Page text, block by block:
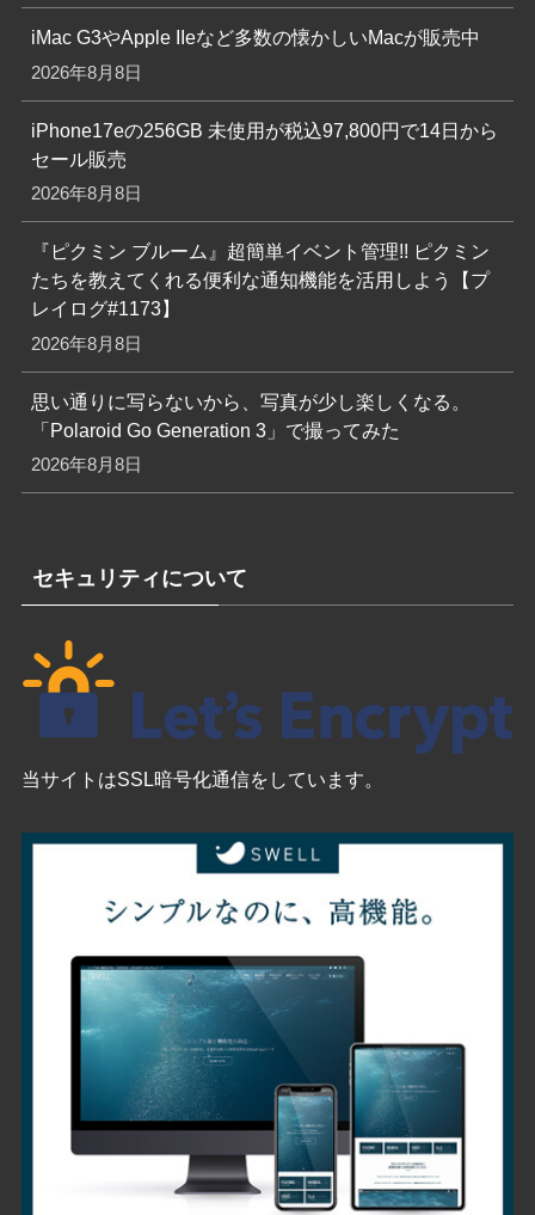
iMac G3やApple IIeなど多数の懐かしいMacが販売中
2026年8月8日
iPhone17eの256GB 未使用が税込97,800円で14日から
セール販売
2026年8月8日
『ピクミン ブルーム』超簡単イベント管理!! ピクミン
たちを教えてくれる便利な通知機能を活用しよう【プ
レイログ#1173】
2026年8月8日
思い通りに写らないから、写真が少し楽しくなる。
「Polaroid Go Generation 3」で撮ってみた
2026年8月8日
セキュリティについて
当サイトはSSL暗号化通信をしています。